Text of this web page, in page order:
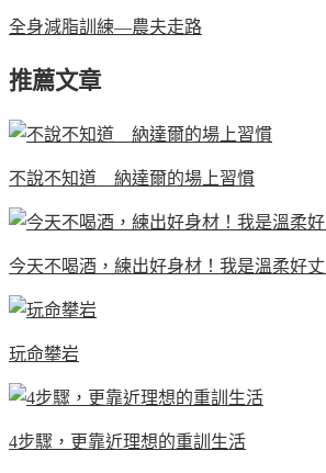
全身減脂訓練—農夫走路
推薦文章
不說不知道 納達爾的場上習慣
今天不喝酒，練出好身材！我是溫柔好
玩命攀岩
4步驟，更靠近理想的重訓生活